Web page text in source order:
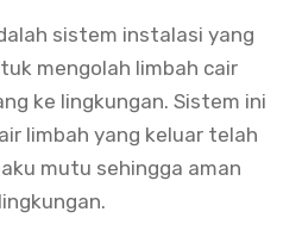
sistem instalasi yang
mengolah limbah cair
ke lingkungan. Sistem ini
limbah yang keluar telah
mutu sehingga aman